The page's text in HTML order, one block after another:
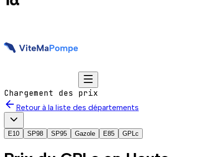
Chargement des prix
Retour à la liste des départements
E10 SP98 SP95 Gazole E85 GPLc